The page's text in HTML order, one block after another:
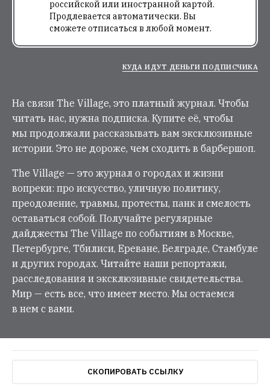
российской или иностранной картой.
Продлевается автоматически. Вы
сможете отписаться в любой момент.
КУДА ИДУТ ДЕНЬГИ ПОДПИСЧИКА
На связи The Village, это платный журнал. Чтобы
читать нас, нужна подписка. Купите её, чтобы
мы продолжали рассказывать вам эксклюзивные
истории. Это не дороже, чем сходить в барбершоп.
The Village — это журнал о городах и жизни
вопреки: про искусство, уличную политику,
преодоление, травмы, протесты, панк и смелость
оставаться собой. Получайте регулярные
дайджесты The Village по событиям в Москве,
Петербурге, Тбилиси, Ереване, Белграде, Стамбуле
и других городах. Читайте наши репортажи,
расследования и эксклюзивные свидетельства.
Мир — есть все, что имеет место. Мы остаемся
в нем с вами.
СКОПИРОВАТЬ ССЫЛКУ